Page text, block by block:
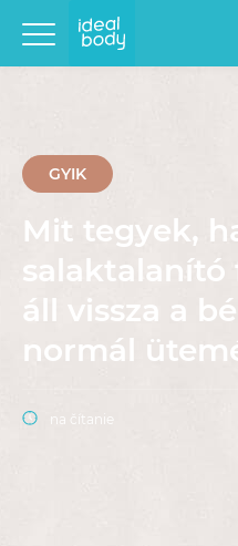
GYIK
Mit tegyek,
salaktalanító
áll vissza a
normál
na čítanie